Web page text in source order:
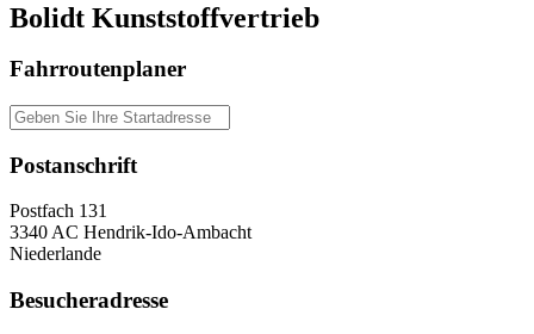
Bolidt Kunststoffvertrieb
Fahrroutenplaner
Postanschrift
Postfach 131
3340 AC Hendrik-Ido-Ambacht
Niederlande
Besucheradresse